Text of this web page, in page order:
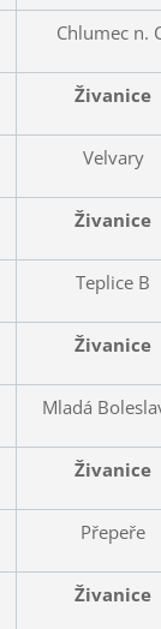
Chlumec n.
Živanice
Velvary
Živanice
Teplice B
Živanice
Mladá
Živanice
Přepeře
Živanice